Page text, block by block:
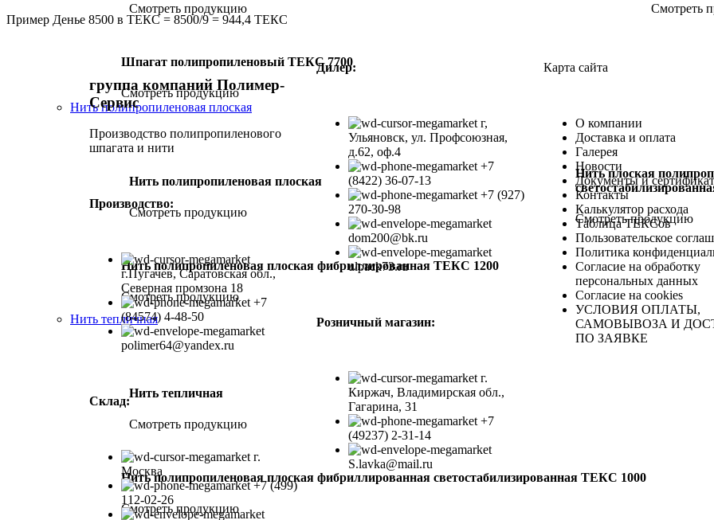
Смотреть продукцию
Шпагат полипропиленовый ТЕКС 7700
Смотреть продукцию
Смотреть
Нить полипропиленовая плоская
Нить полипропиленовая плоская
Смотреть продукцию
Нить полипропиленовая плоская фибриллированная ТЕКС 1200
Смотреть продукцию
Нить плоская
Смотреть продукцию
Нить тепличная
Нить тепличная
Смотреть продукцию
Нить полипропиленовая плоская фибриллированная светостабилизированная ТЕКС 1000
Смотреть продукцию
Пример Денье 8500 в ТЕКС = 8500/9 = 944,4 ТЕКС
группа компаний Полимер-
Сервис
Производство полипропиленового
шпагата и нити
Производство:
г.Пугачев, Саратовская обл.,
Северная промзона 18
+7
(84574) 4-48-50
polimer64@yandex.ru
Склад:
г.
Москва
+7 (499)
112-02-26
Дилер:
г,
Ульяновск, ул. Профсоюзная,
д.62, оф.4
+7
(8422) 36-07-13
+7 (927)
270-30-98
dom200@bk.ru
ulpack73.ru
Розничный магазин:
г.
Киржач, Владимирская обл.,
Гагарина, 31
+7
(49237) 2-31-14
S.lavka@mail.ru
Карта сайта
О компании
Доставка и оплата
Галерея
Новости
Документы и
Контакты
Калькулятор расхода
Таблица ТЕКСов
Пользовательское
Политика
Согласие на обработку
персональных данных
Согласие на cookies
УСЛОВИЯ ОПЛАТЫ,
САМОВЫВОЗА И
ПО ЗАЯВКЕ